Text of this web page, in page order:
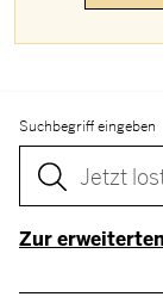
Suchbegriff eingeben
Zur